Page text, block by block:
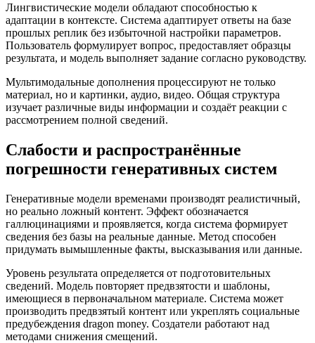
Лингвистические модели обладают способностью к
адаптации в контексте. Система адаптирует ответы на базе
прошлых реплик без избыточной настройки параметров.
Пользователь формулирует вопрос, предоставляет образцы
результата, и модель выполняет задание согласно руководству.
Мультимодальные дополнения процессируют не только
материал, но и картинки, аудио, видео. Общая структура
изучает различные виды информации и создаёт реакции с
рассмотрением полной сведений.
Слабости и распространённые
погрешности генеративных систем
Генеративные модели временами производят реалистичный,
но реально ложный контент. Эффект обозначается
галлюцинациями и проявляется, когда система формирует
сведения без базы на реальные данные. Метод способен
придумать вымышленные факты, высказывания или данные.
Уровень результата определяется от подготовительных
сведений. Модель повторяет предвзятости и шаблоны,
имеющиеся в первоначальном материале. Система может
производить предвзятый контент или укреплять социальные
предубеждения dragon money. Создатели работают над
методами снижения смещений.